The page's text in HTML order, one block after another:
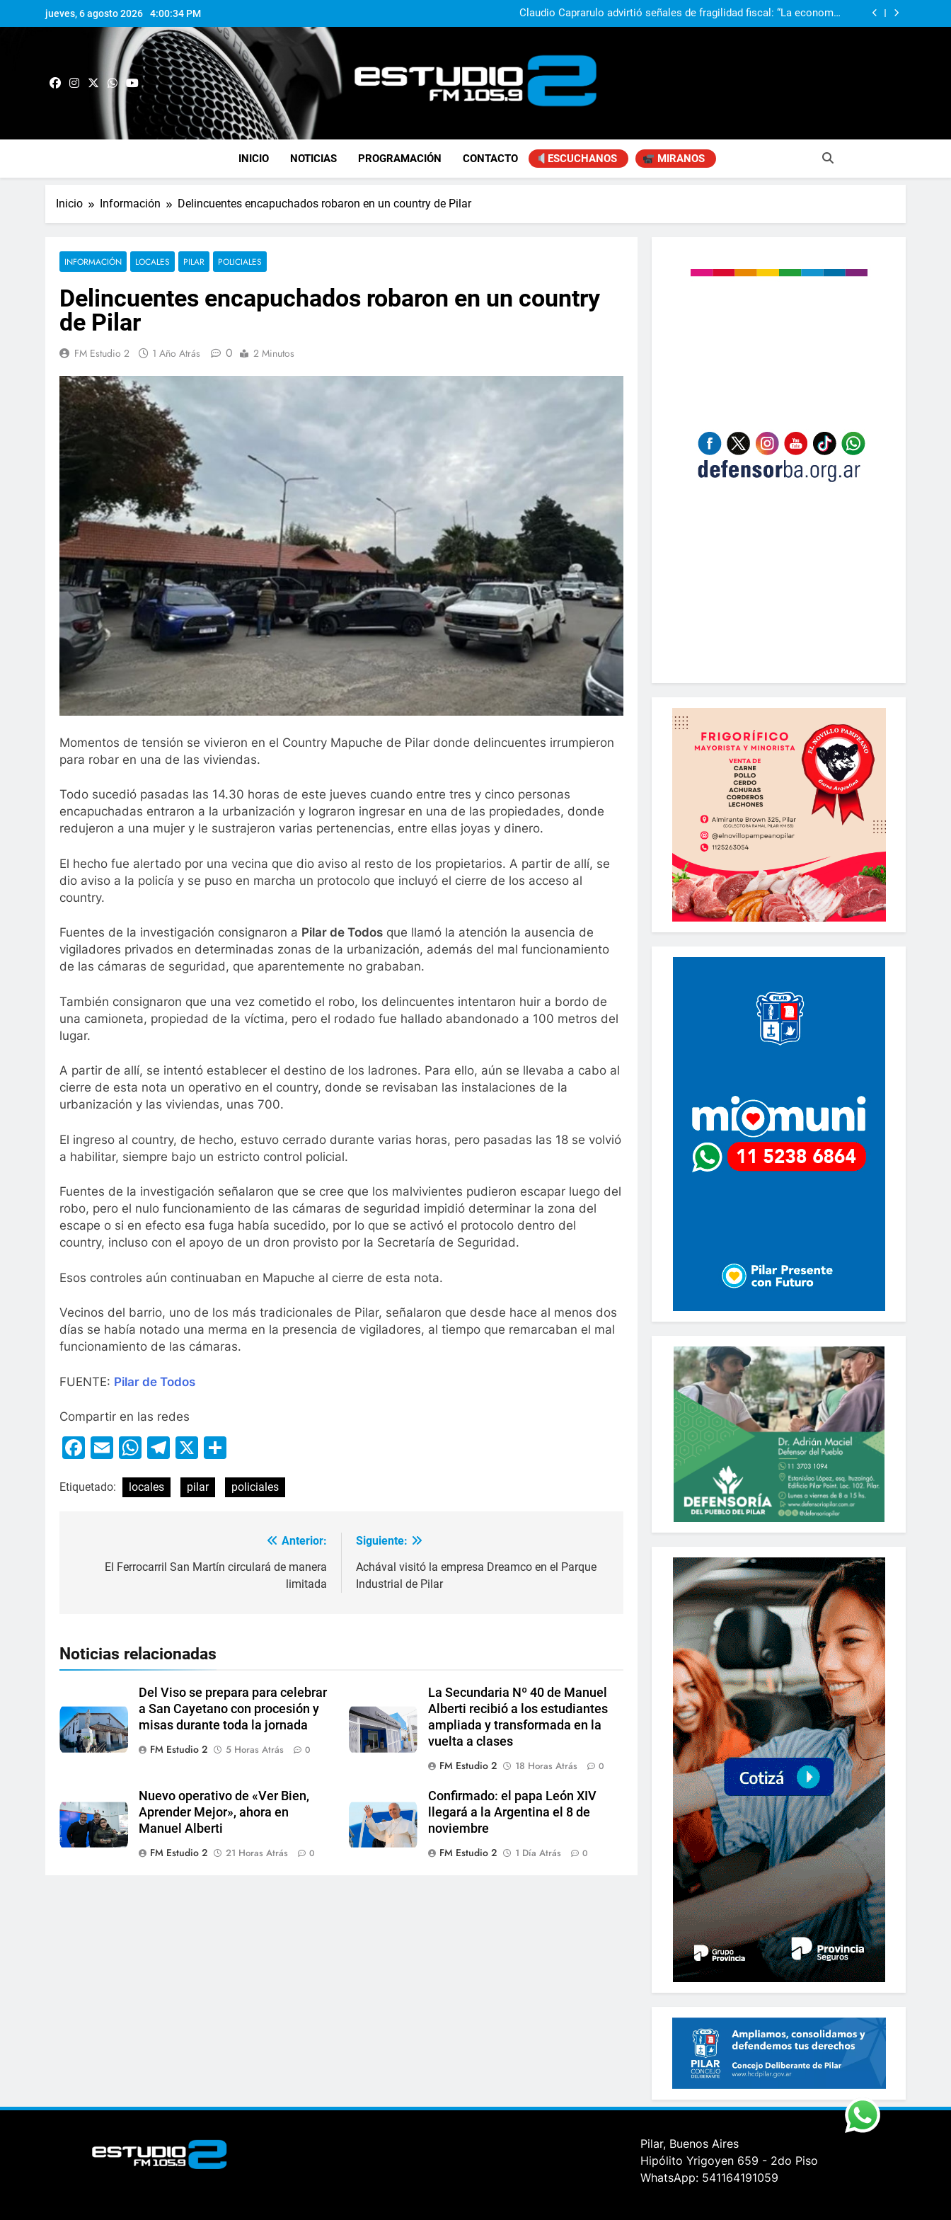
jueves, 6 agosto 2026 4:00:35 PM
extranjeros y advirtió sobre otros cambios que considera «gravísimos»
Claudio Caprarulo advirtió señales de fragilidad fiscal: “La economía
muestra un problema que puede volver a generar déficit”
Carlos Linares afirmó que el Gobierno “tuvo que dar marcha atrás” con la
extranjeros y advirtió sobre otros cambios que considera «gravísimos»
Claudio Caprarulo advirtió señales de fragilidad fiscal: “La economía
muestra un problema que puede volver a generar déficit”
Carlos Linares afirmó que el Gobierno “tuvo que dar marcha atrás” con la
ley de tierras y advirtió un cambio de clima político entre los gobernadores
Paco Olveira cuestionó la visita de León XIV a la Argentina: “Hubiera
FM Estudio 2
INICIO NOTICIAS PROGRAMACIÓN CONTACTO ESCUCHANOS MIRANOS
Inicio Información Delincuentes encapuchados robaron en un country de Pilar
INFORMACIÓN LOCALES PILAR POLICIALES
Delincuentes encapuchados robaron en un country
de Pilar
FM Estudio 2 1 Año Atrás 0 2 Minutos
Momentos de tensión se vivieron en el Country Mapuche de Pilar donde delincuentes irrumpieron
para robar en una de las viviendas.
Todo sucedió pasadas las 14.30 horas de este jueves cuando entre tres y cinco personas
encapuchadas entraron a la urbanización y lograron ingresar en una de las propiedades, donde
redujeron a una mujer y le sustrajeron varias pertenencias, entre ellas joyas y dinero.
El hecho fue alertado por una vecina que dio aviso al resto de los propietarios. A partir de allí, se
dio aviso a la policía y se puso en marcha un protocolo que incluyó el cierre de los acceso al
country.
Fuentes de la investigación consignaron a Pilar de Todos que llamó la atención la ausencia de
vigiladores privados en determinadas zonas de la urbanización, además del mal funcionamiento
de las cámaras de seguridad, que aparentemente no grababan.
También consignaron que una vez cometido el robo, los delincuentes intentaron huir a bordo de
una camioneta, propiedad de la víctima, pero el rodado fue hallado abandonado a 100 metros del
lugar.
A partir de allí, se intentó establecer el destino de los ladrones. Para ello, aún se llevaba a cabo al
cierre de esta nota un operativo en el country, donde se revisaban las instalaciones de la
urbanización y las viviendas, unas 700.
El ingreso al country, de hecho, estuvo cerrado durante varias horas, pero pasadas las 18 se volvió
a habilitar, siempre bajo un estricto control policial.
Fuentes de la investigación señalaron que se cree que los malvivientes pudieron escapar luego del
robo, pero el nulo funcionamiento de las cámaras de seguridad impidió determinar la zona del
escape o si en efecto esa fuga había sucedido, por lo que se activó el protocolo dentro del
country, incluso con el apoyo de un dron provisto por la Secretaría de Seguridad.
Esos controles aún continuaban en Mapuche al cierre de esta nota.
Vecinos del barrio, uno de los más tradicionales de Pilar, señalaron que desde hace al menos dos
días se había notado una merma en la presencia de vigiladores, al tiempo que remarcaban el mal
funcionamiento de las cámaras.
FUENTE: Pilar de Todos
Compartir en las redes
Facebook
EmailWhatsApp
Telegram
X
Etiquetado: locales pilar policiales
Anterior:
El Ferrocarril San Martín circulará de manera
limitada
Siguiente:
Achával visitó la empresa Dreamco en el Parque
Industrial de Pilar
Noticias relacionadas
Del Viso se prepara para celebrar
a San Cayetano con procesión y
misas durante toda la jornada
FM Estudio 2
5 Horas Atrás 0
La Secundaria Nº 40 de Manuel
Alberti recibió a los estudiantes
ampliada y transformada en la
vuelta a clases
FM Estudio 2
18 Horas Atrás 0
Nuevo operativo de «Ver Bien,
Aprender Mejor», ahora en
Manuel Alberti
FM Estudio 2
21 Horas Atrás 0
Confirmado: el papa León XIV
llegará a la Argentina el 8 de
noviembre
FM Estudio 2
1 Día Atrás 0
Pilar, Buenos Aires
Hipólito Yrigoyen 659 - 2do Piso
WhatsApp: 541164191059